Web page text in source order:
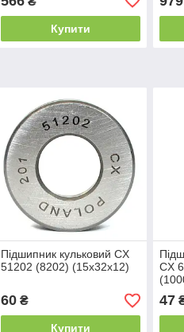
Купити
Підшипник кульковий CX
51202 (8202) (15x32x12)
60₴
Купити
CX
47